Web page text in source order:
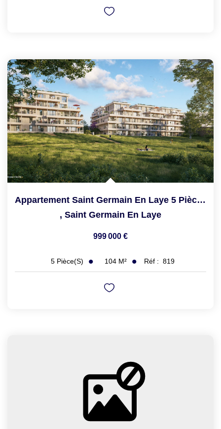
Appartement Saint Germain En Laye 5 Pièce(s) 104 M2
, Saint Germain En Laye
999 000 €
5 Pièce(s) 104 M² Réf : 819